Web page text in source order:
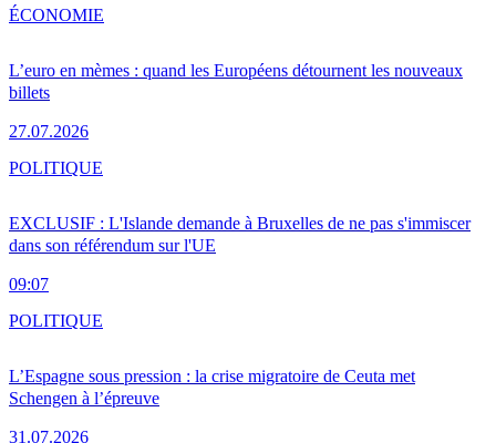
L’euro en mèmes : quand les Européens détournent les nouveaux
billets
27.07.2026
ÉCONOMIE
EXCLUSIF : L'Islande demande à Bruxelles de ne pas s'immiscer
dans son référendum sur l'UE
09:07
POLITIQUE
L’Espagne sous pression : la crise migratoire de Ceuta met
Schengen à l’épreuve
31.07.2026
POLITIQUE